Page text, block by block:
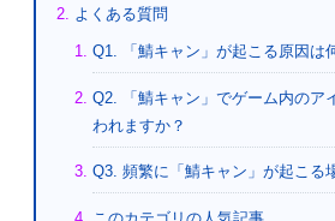
よくある質問
Q1. 「鯖キャン」が起こる原因は
Q2. 「鯖キャン」でゲーム内のア
われますか？
Q3. 頻繁に「鯖キャン」が起こる